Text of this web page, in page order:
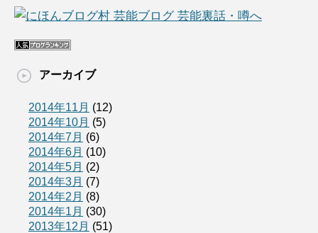
アーカイブ
2014年11月 (12)
2014年10月 (5)
2014年7月 (6)
2014年6月 (10)
2014年5月 (2)
2014年3月 (7)
2014年2月 (8)
2014年1月 (30)
2013年12月 (51)